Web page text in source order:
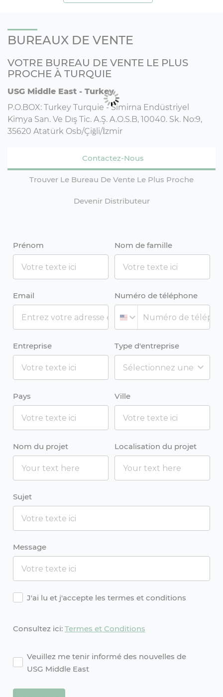
BUREAUX DE VENTE
VOTRE BUREAU DE VENTE LE PLUS
PROCHE À TURQUIE
USG Middle East - Turkey
P.O.BOX: Turkey Turquie - Simirna Endüstriyel
Kimya San. Ve Dış Tic. A.Ş. A.O.S.B, 10040. Sk. No:9,
35620 Atatürk Osb/Çiğli/İzmir
Contactez-Nous
Trouver Le Bureau De Vente Le Plus Proche
Devenir Distributeur
Prénom Nom de famille
Email Numéro de téléphone
Entreprise Type d'entreprise
Pays Ville
Nom du projet Localisation du projet
Sujet
Message
Agreement
J'ai lu et j'accepte les termes et conditions
Consultez ici: Termes et Conditions
agreement2
Veuillez me tenir informé des nouvelles de
USG Middle East